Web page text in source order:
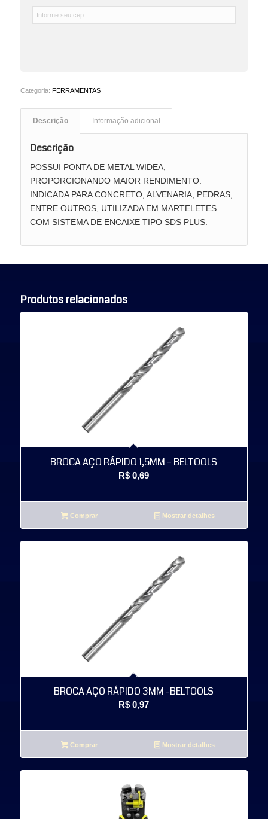
Categoria: FERRAMENTAS
Descrição Informação adicional
Descrição
POSSUI PONTA DE METAL WIDEA,
PROPORCIONANDO MAIOR RENDIMENTO.
INDICADA PARA CONCRETO, ALVENARIA, PEDRAS,
ENTRE OUTROS, UTILIZADA EM MARTELETES
COM SISTEMA DE ENCAIXE TIPO SDS PLUS.
Produtos relacionados
BROCA AÇO RÁPIDO 1,5MM – BELTOOLS
R$ 0,69
Comprar Mostrar detalhes
BROCA AÇO RÁPIDO 3MM -BELTOOLS
R$ 0,97
Comprar Mostrar detalhes